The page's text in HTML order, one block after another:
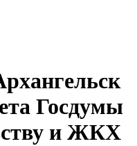
Госдумы
и ЖКХ